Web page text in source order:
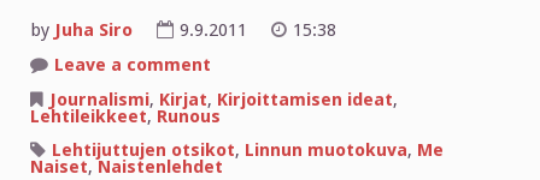
by Juha Siro 9.9.2011
15:38
Leave a comment
tälläytyjätyyppi
sinä
Journalismi, Kirjat, Kirjoittamisen ideat,
Lehtileikkeet, Runous
Lehtijuttujen otsikot, Linnun muotokuva, Me
Naiset, Naistenlehdet